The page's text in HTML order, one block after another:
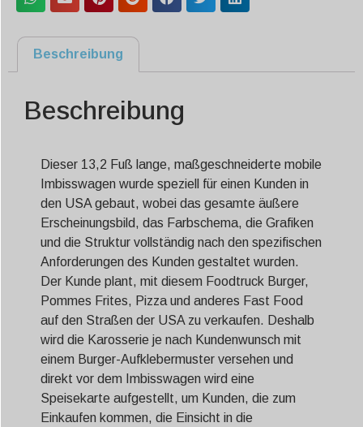
Beschreibung
Beschreibung
Dieser 13,2 Fuß lange, maßgeschneiderte mobile
Imbisswagen wurde speziell für einen Kunden in
den USA gebaut, wobei das gesamte äußere
Erscheinungsbild, das Farbschema, die Grafiken
und die Struktur vollständig nach den spezifischen
Anforderungen des Kunden gestaltet wurden.
Der Kunde plant, mit diesem Foodtruck Burger,
Pommes Frites, Pizza und anderes Fast Food
auf den Straßen der USA zu verkaufen. Deshalb
wird die Karosserie je nach Kundenwunsch mit
einem Burger-Aufklebermuster versehen und
direkt vor dem Imbisswagen wird eine
Speisekarte aufgestellt, um Kunden, die zum
Einkaufen kommen, die Einsicht in die